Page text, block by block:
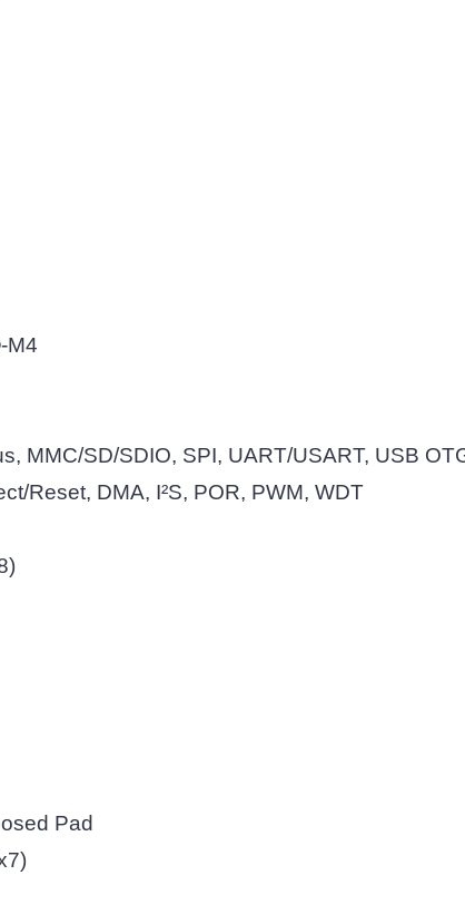
SDIO, SPI, UART/USART, USB
DMA, I²S, POR, PWM, WDT
Pad